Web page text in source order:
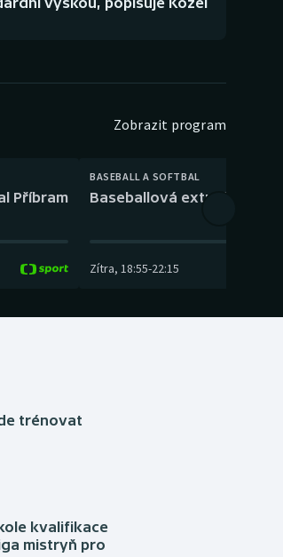
Zobrazit program
Příbram
BASEBALL A SOFTBAL
Baseballová extraliga:
Zítra, 18:55-22:15
trénovat
kvalifikace
mistryň pro